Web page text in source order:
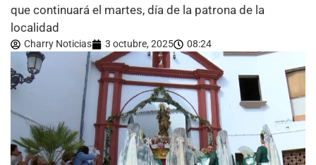
que continuará el martes, día de la patrona de la
localidad
Charry Noticias 3 octubre, 2025 08:24